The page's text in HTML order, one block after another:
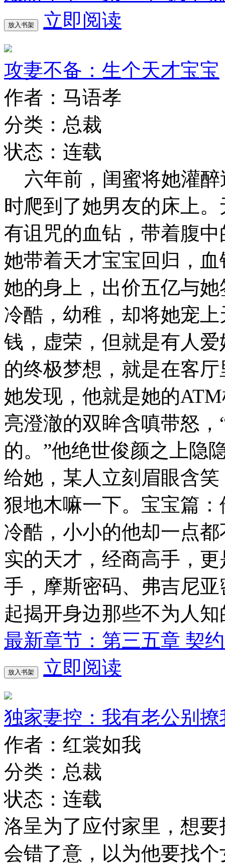
放入书架 立即阅读
攻妻不备：生个天才宝宝
作者：马语孝
分类：总裁
状态：连载
六年前，闺蜜将她灌醉
时爬到了她男友的床上
有诅咒的血钻，带着腹
她带着天才宝宝回归，
她的身上，出价五亿与
冷酷，幼稚，却将她宠
钱，虚荣，但就是有人
的终极梦想，就是在客
她发现，他就是她的
亮澄澈的双眸含嗔带怒
的。”他绝世俊颜之上隐
给她，某人立刻眉眼含
狠地木嘛一下。宝宝篇
冷酷，小小的他却一点
实的天才，经商高手，
手，摩斯密码、弗吉尼
起揭开身边那些不为人
最新章节：第三五章 契
放入书架 立即阅读
独家妻控：我有老公别撩
作者：红裳如我
分类：总裁
状态：连载
洛呈为了应付家里，想
会错了意，以为他要找